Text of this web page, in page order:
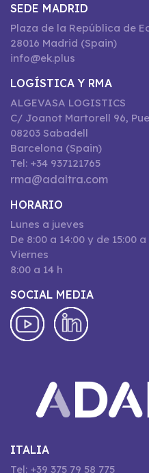
SEDE MADRID
Plaza de la República de
28016 Madrid (Spain)
info@ek.plus
LOGÍSTICA Y RMA
ALGEVASA LOGISTICS
C/ Joanot Martorell 96,
08203 Sabadell
Barcelona (Spain)
Tel: +34 937121765
rma@adaltra.com
HORARIO
Lunes a jueves
De 8:00 a 14:00 y de 15:00 a
Viernes
8:00 a 14 h
SOCIAL MEDIA
ITALIA
Tel: +39 375 79 58 775